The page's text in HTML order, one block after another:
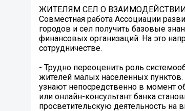
ЖИТЕЛЯМ СЕЛ О
Совместная работа Ассоциации
городов и сел получить базовые
финансовых организаций. На это
сотрудничестве.
- Трудно переоценить роль
жителей малых населенных
узнают непосредственно в момент
или онлайн-консультант банка
просветительскую деятельность на